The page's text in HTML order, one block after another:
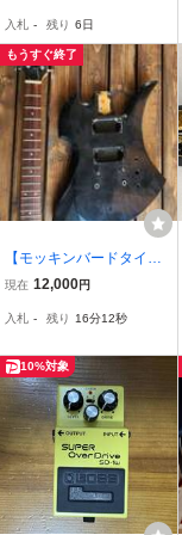
入札 - 残り 6日
もうすぐ終了
【モッキンバードタイプ
ネック＋ボディ ペグ付き
アベース メーカー不明 】
現在 12,000円
入札 - 残り 16分11秒
10%対象